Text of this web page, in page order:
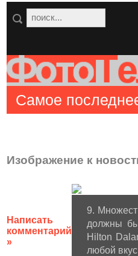
Самое
Изображение к
Написать
комментарий
»
9.
должны
Hilton
любой